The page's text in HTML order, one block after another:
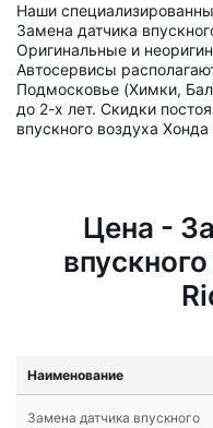
Наши
Замена датчика
Оригинальные и
Автосервисы
Подмосковье (Химки,
до 2-х лет. Скидки
впускного воздуха
Цена -
Наименование
Замена датчика впускного